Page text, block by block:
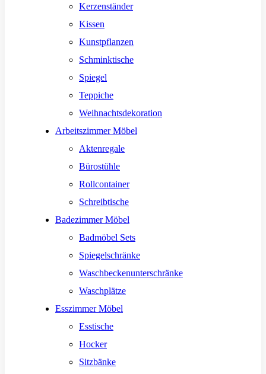
Kerzenständer
Kissen
Kunstpflanzen
Schminktische
Spiegel
Teppiche
Weihnachtsdekoration
Arbeitszimmer Möbel
Aktenregale
Bürostühle
Rollcontainer
Schreibtische
Badezimmer Möbel
Badmöbel Sets
Spiegelschränke
Waschbeckenunterschränke
Waschplätze
Esszimmer Möbel
Esstische
Hocker
Sitzbänke